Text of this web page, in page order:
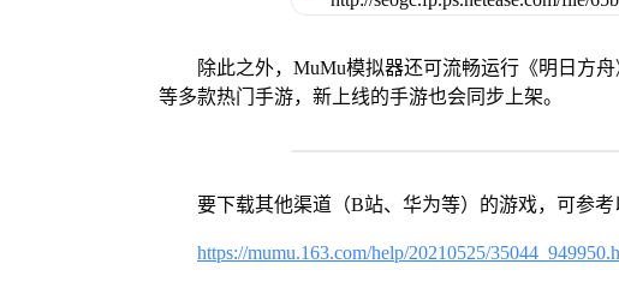
除此之外，MuMu模拟器还可流畅运行《明日方
等多款热门手游，新上线的手游也会同步上架。
要下载其他渠道（B站、华为等）的游戏，可参考
https://mumu.163.com/help/20210525/